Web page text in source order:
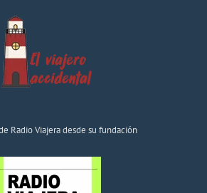
Radio Viajera desde su fundación